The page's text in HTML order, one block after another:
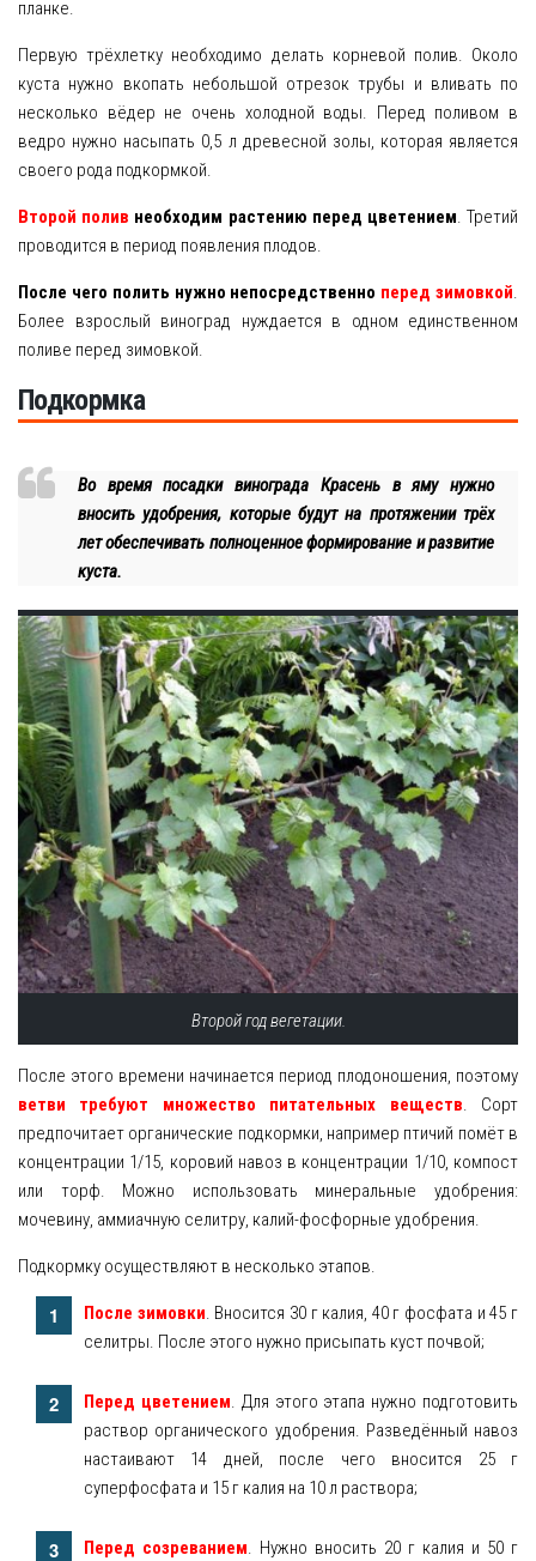
планке.
Первую трёхлетку необходимо делать корневой полив. Около
куста нужно вкопать небольшой отрезок трубы и вливать по
несколько вёдер не очень холодной воды. Перед поливом в
ведро нужно насыпать 0,5 л древесной золы, которая является
своего рода подкормкой.
Второй полив необходим растению перед цветением. Третий
проводится в период появления плодов.
После чего полить нужно непосредственно перед зимовкой.
Более взрослый виноград нуждается в одном единственном
поливе перед зимовкой.
Подкормка
Во время посадки винограда Красень в яму нужно
вносить удобрения, которые будут на протяжении трёх
лет обеспечивать полноценное формирование и развитие
куста.
Второй год вегетации.
После этого времени начинается период плодоношения, поэтому
ветви требуют множество питательных веществ . Сорт
предпочитает органические подкормки, например птичий помёт в
концентрации 1/15, коровий навоз в концентрации 1/10, компост
или торф. Можно использовать минеральные удобрения:
мочевину, аммиачную селитру, калий-фосфорные удобрения.
Подкормку осуществляют в несколько этапов.
После зимовки . Вносится 30 г калия, 40 г фосфата и 45 г
селитры. После этого нужно присыпать куст почвой;
Перед цветением . Для этого этапа нужно подготовить
раствор органического удобрения. Разведённый навоз
настаивают 14 дней, после чего вносится 25 г
суперфосфата и 15 г калия на 10 л раствора;
Перед созреванием . Нужно вносить 20 г калия и 50 г